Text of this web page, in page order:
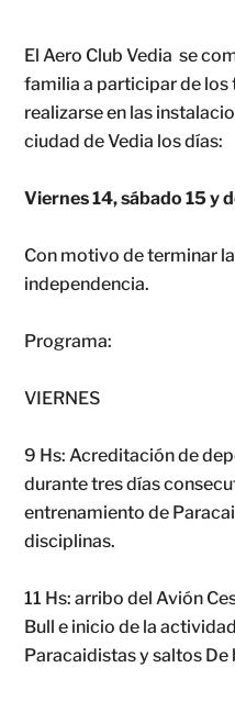
El Aero Club Vedia se
familia a participar de los
realizarse en las
ciudad de Vedia los días:
Viernes 14, sábado 15 y
Con motivo de terminar
independencia.
Programa:
VIERNES
9 Hs: Acreditación de
durante tres días
entrenamiento de
disciplinas.
11 Hs: arribo del Avión
Bull e inicio de la
Paracaidistas y saltos De